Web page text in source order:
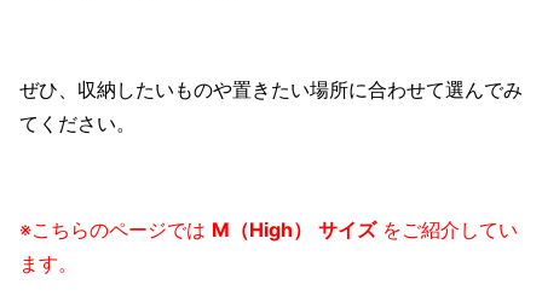
ぜひ、収納したいものや置きたい場所に合わせて選んでみ
てください。
※こちらのページでは M（High） サイズをご紹介してい
ます。